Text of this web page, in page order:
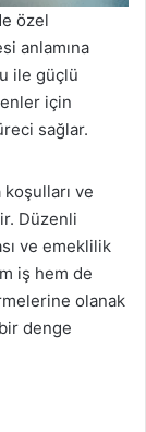
özel
anlamına
ile güçlü
için
sağlar.
koşulları ve
Düzenli
ve emeklilik
iş hem de
olanak
denge